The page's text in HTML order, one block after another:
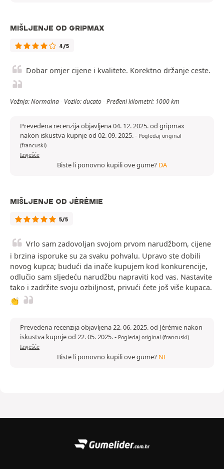
MIŠLJENJE OD GRIPMAX
4/5
Dobar omjer cijene i kvalitete. Korektno držanje ceste.
Vožnja: Normalna - Vozilo: ducato - Pređeni kilometri: 1000 km
Prevedena recenzija objavljena 04. 12. 2025. od gripmax
nakon iskustva kupnje od 02. 09. 2025.- Pogledaj original
(francuski)
Izvješće
Biste li ponovno kupili ove gume? DA
MIŠLJENJE OD JÉRÉMIE
5/5
Vrlo sam zadovoljan svojom prvom narudžbom, cijene
i brzina isporuke su za svaku pohvalu. Upravo ste dobili
novog kupca; budući da inače kupujem kod konkurencije,
odlučio sam sljedeću narudžbu napraviti kod vas. Nastavite
tako i zadržite svoju ozbiljnost, privući ćete još više kupaca.
👏
Prevedena recenzija objavljena 22. 06. 2025. od Jérémie nakon
iskustva kupnje od 22. 05. 2025.- Pogledaj original (francuski)
Izvješće
Biste li ponovno kupili ove gume? NE